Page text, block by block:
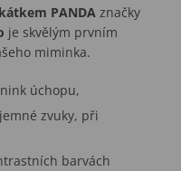
PANDA značky
je skvělým prvním
miminka.
úchopu,
zvuky, při
barvách